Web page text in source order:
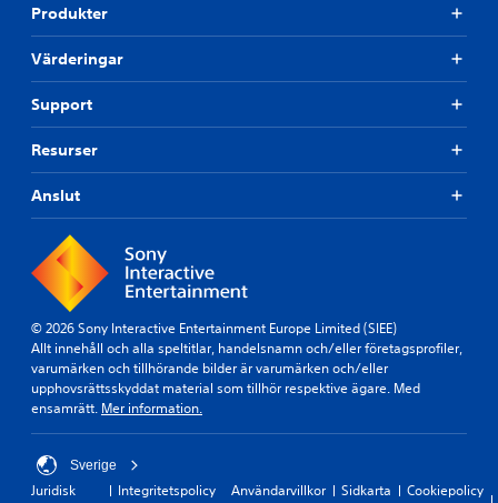
Produkter
Värderingar
Support
Resurser
Anslut
© 2026 Sony Interactive Entertainment Europe Limited (SIEE)
Allt innehåll och alla speltitlar, handelsnamn och/eller företagsprofiler,
varumärken och tillhörande bilder är varumärken och/eller
upphovsrättsskyddat material som tillhör respektive ägare. Med
ensamrätt. Mer information.
Sverige
Juridisk
Integritetspolicy
Användarvillkor
Sidkarta Cookiepolicy